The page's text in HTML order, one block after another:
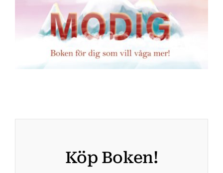
Köp Boken!